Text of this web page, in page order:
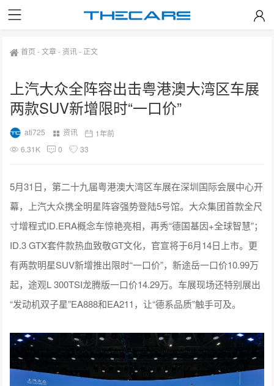
首页 -文章- 资讯- 正文
上汽大众全阵容出击粤港澳大湾区车展
两款SUV新增限时“一口价”
ati725 资讯
1年前
6.31K
0 33
5月31日，第二十九届粤港澳大湾区车展在深圳国际会展中心开
幕，上汽大众携全明星阵容强势登陆5号馆。大众集团首款全尺
寸增程式ID.ERA概念车惊艳亮相，再秀“德国基因+全球智慧”；
ID.3 GTX套件款热血致敬GT文化，官宣将于6月14日上市。更
有两款明星SUV新增推出限时“一口价”，新途岳一口价10.99万
起，途观L 300TSI龙腾版一口价14.29万。车展现场还特别展出
“发动机双子星”EA888和EA211，让“德系品质”触手可及。